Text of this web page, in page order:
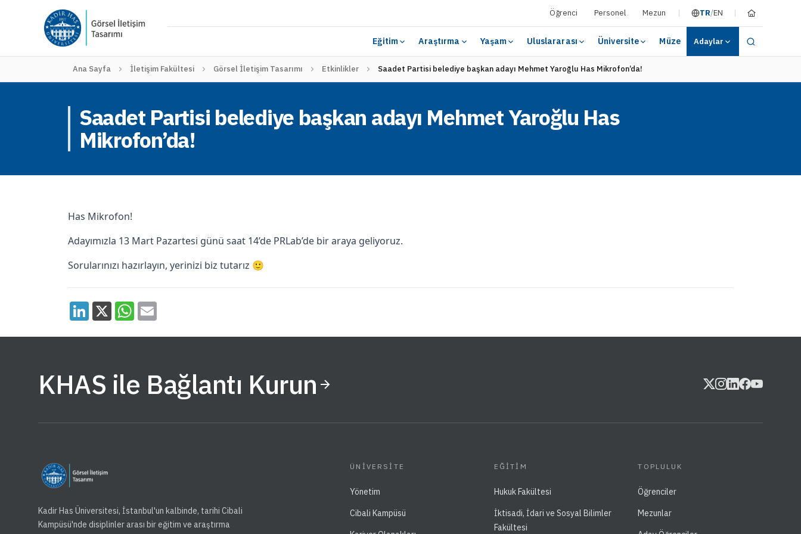
Öğrenci Personel Mezun TR/EN
Eğitim Araştırma Yaşam Uluslararası Üniversite Müze Adaylar
Ana Sayfa İletişim Fakültesi Görsel İletişim Tasarımı Etkinlikler Saadet Partisi belediye başkan adayı Mehmet Yaroğlu Has Mikrofon’da!
Saadet Partisi belediye başkan adayı Mehmet Yaroğlu Has
Mikrofon’da!
Has Mikrofon!
Adayımızla 13 Mart Pazartesi günü saat 14’de PRLab’de bir araya geliyoruz.
Sorularınızı hazırlayın, yerinizi biz tutarız 🙂
KHAS ile Bağlantı Kurun
Kadir Has Üniversitesi, İstanbul'un kalbinde, tarihi Cibali
Kampüsü'nde disiplinler arası bir eğitim ve araştırma
ÜNIVERSITE
Yönetim
Cibali Kampüsü
EĞITIM
Hukuk Fakültesi
İktisadi, İdari ve Sosyal Bilimler
Fakültesi
TOPLULUK
Öğrenciler
Mezunlar